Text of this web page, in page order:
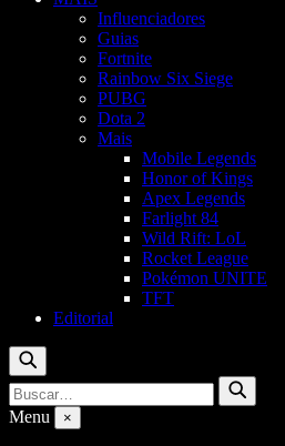
Influenciadores
Guias
Fortnite
Rainbow Six Siege
PUBG
Dota 2
Mais
Mobile Legends
Honor of Kings
Apex Legends
Farlight 84
Wild Rift: LoL
Rocket League
Pokémon UNITE
TFT
Editorial
Buscar
Buscar
por:
Buscar
Menu ×